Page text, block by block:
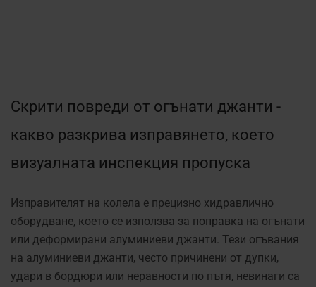
Скрити повреди от огънати джанти -
какво разкрива изправянето, което
визуалната инспекция пропуска
Изправителят на колела е прецизно хидравлично
оборудване, което се използва за поправка на огънати
или деформирани алуминиеви джанти. Тези огъвания
на алуминиеви джанти, често причинени от дупки,
удари в бордюри или неравности по пътя, невинаги са